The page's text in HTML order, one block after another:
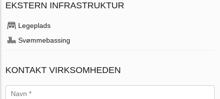
EKSTERN INFRASTRUKTUR
Legeplads
Svømmebassing
KONTAKT VIRKSOMHEDEN